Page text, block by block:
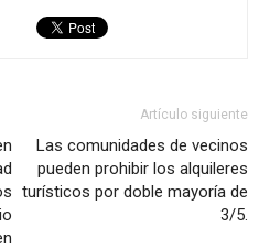
Artículo siguiente
Las comunidades de vecinos
pueden prohibir los alquileres
turísticos por doble mayoría de
3/5.